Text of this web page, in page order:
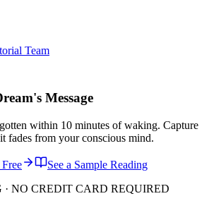
Team
Message
within 10 minutes of waking. Capture
fades from your conscious mind.
See a Sample Reading
· NO CREDIT CARD REQUIRED